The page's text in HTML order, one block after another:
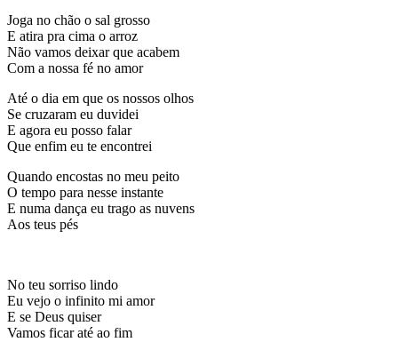
Joga no chão o sal grosso
E atira pra cima o arroz
Não vamos deixar que acabem
Com a nossa fé no amor
Até o dia em que os nossos olhos
Se cruzaram eu duvidei
E agora eu posso falar
Que enfim eu te encontrei
Quando encostas no meu peito
O tempo para nesse instante
E numa dança eu trago as nuvens
Aos teus pés
No teu sorriso lindo
Eu vejo o infinito mi amor
E se Deus quiser
Vamos ficar até ao fim